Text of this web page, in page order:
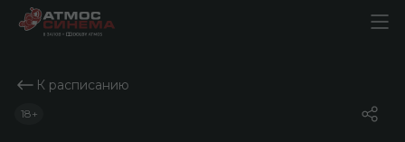
К расписанию
18+